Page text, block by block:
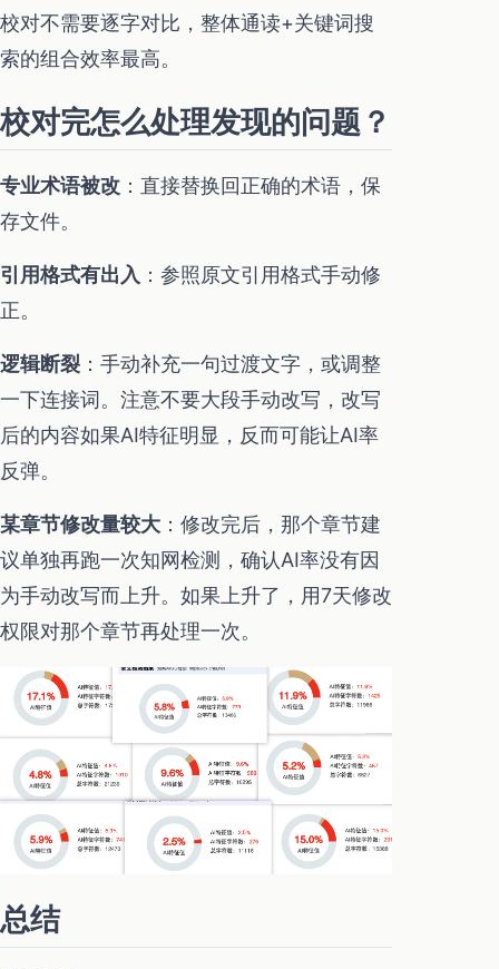
校对不需要逐字对比，整体通读+关键词搜
索的组合效率最高。
校对完怎么处理发现的问题？
专业术语被改 ：直接替换回正确的术语，保
存文件。
引用格式有出入 ：参照原文引用格式手动修
正。
逻辑断裂 ：手动补充一句过渡文字，或调整
一下连接词。注意不要大段手动改写，改写
后的内容如果AI特征明显，反而可能让AI率
反弹。
某章节修改量较大 ：修改完后，那个章节建
议单独再跑一次知网检测，确认AI率没有因
为手动改写而上升。如果上升了，用7天修改
权限对那个章节再处理一次。
总结